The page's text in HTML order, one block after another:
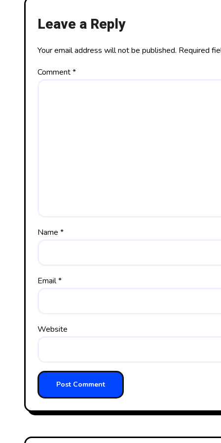
n
Leave a Reply
Your email address will not be published. Required
Comment*
Name *
Email*
Website